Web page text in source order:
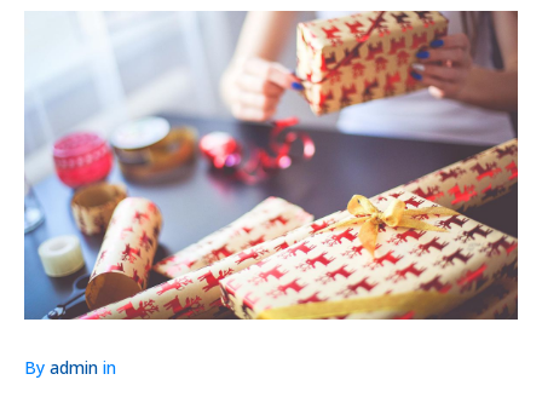
By admin in